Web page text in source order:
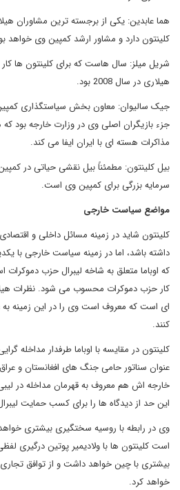
هما عابدین: یکی از برجسته ترین مشاوران
کلینتون دارد و مشاور ارشد کمپین وی خواهد
شریل میلز: سال هاست که برای کلینتون ها
هیلاری در سال 2008 بود.
جزء بازیگران اصلی وی در وزارت خارجه بود
مذاکرات هسته ای با ایران ایفا می کند.
بیل کلینتون: مطمئناً بیل نقشی حیاتی در
سرمایه بزرگی برای کمپین وی است.
مواضع سیاست خارجی
کلینتون شاید در زمینه مسائل داخلی و اقتصادی
داشته باشد، اما در زمینه سیاست خارجی با
که اوباما متعلق به شاخه لیبرال حزب
کار حزب دموکرات محسوب می شود. نظرات
ای است که معروف است وی را در این زمینه
کنند.
کلینتون در مقایسه با اوباما طرفدار
عنوان سناتور حامی جنگ های افغانستان و
خارجه اش هم معروف به قهرمان مداخله در
این حد از دیدگاه ها را برای کسب حمایت
وی در رابطه با روسیه سختگیری بیشتری
است کلینتون ها با ولادیمیر پوتین درگیری
بیشتری با چین خواهد داشت و از توافق
خواهد کرد.